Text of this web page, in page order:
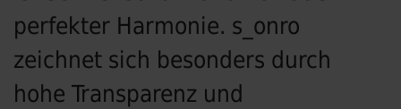
perfekter Harmonie. s_onro
zeichnet sich besonders durch
hohe Transparenz und